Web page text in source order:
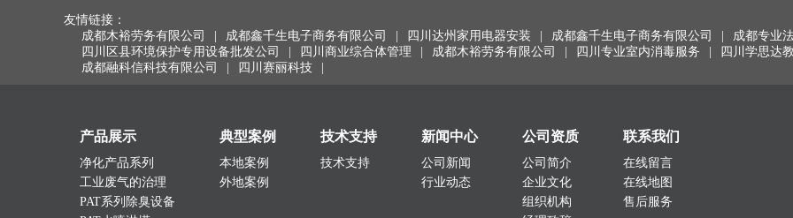
友情链接：
成都木裕劳务有限公司
成都鑫千生电子商务有限公司 四川达州家用电器安装 成都鑫千生电子商务有限公司
成都专业
四川区县环境保护专用设备批发公司
四川商业综合体管理 成都木裕劳务有限公司 四川专业室内消毒服务
四川学思达
成都融科信科技有限公司
四川赛丽科技
产品展示
净化产品系列
工业废气的治理
PAT系列除臭设备
典型案例
本地案例
外地案例
技术支持
技术支持
新闻中心
公司新闻
行业动态
公司资质
公司简介
企业文化
组织机构
联系我们
在线留言
在线地图
售后服务